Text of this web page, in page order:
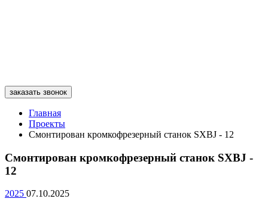
заказать звонок
Главная
Проекты
Смонтирован кромкофрезерный станок SXBJ - 12
Смонтирован кромкофрезерный станок SXBJ -
12
2025 07.10.2025